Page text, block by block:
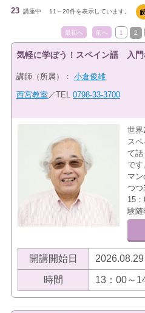
23 講座中 11～20件を表示しています。
最初へ 前へ 1 2
気軽に学ぼう！スペイン語 入門
講師（所属）： 小倉俊雄
西宮教室 ／TEL 0798-33-3700
世界
ス
て話
です
マ
つつ
15
験随
開講開始日 2026.08.29
時間 13：00～